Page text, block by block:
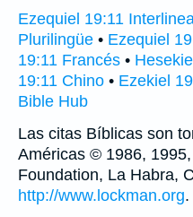
Ezequiel 19:11
Plurilingüe • Ezequiel
19:11 Francés •
19:11 Chino • Ezekiel
Bible Hub
Las citas Bíblicas son
Américas © 1986,
Foundation, La Habra,
http://www.lockman.org